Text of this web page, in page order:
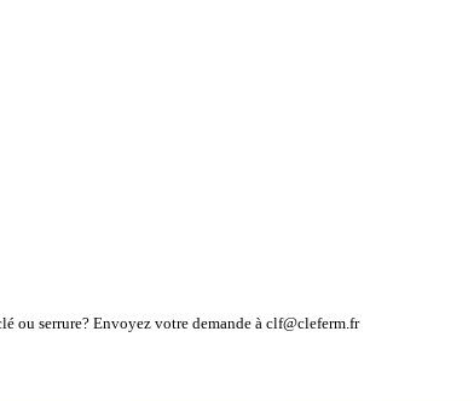
ou serrure? Envoyez votre demande à clf@cleferm.fr